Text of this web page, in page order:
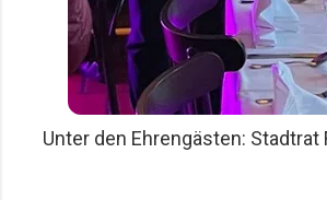
Unter den Ehrengästen: Stadtrat